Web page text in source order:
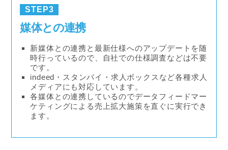
STEP3
媒体との連携
新媒体との連携と最新仕様へのアップデートを随
時行っているので、自社での仕様調査などは不要
です。
indeed・スタンバイ・求人ボックスなど各種求人
メディアにも対応しています。
各媒体との連携しているのでデータフィードマー
ケティングによる売上拡大施策を直ぐに実行でき
ます。